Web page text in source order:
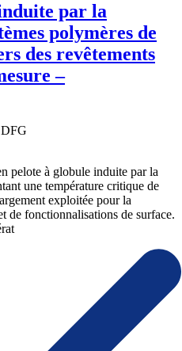
par la
polymères de
des revêtements
–
pelote à globule induite par la
une température critique de
exploitée pour la
de fonctionnalisations de surface.